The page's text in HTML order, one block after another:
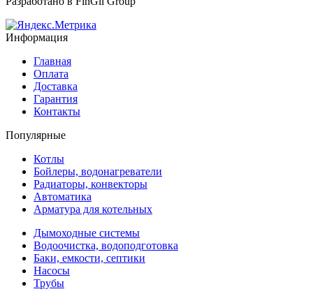
Информация
Главная
Оплата
Доставка
Гарантия
Контакты
Популярные
Котлы
Бойлеры, водонагреватели
Радиаторы, конвекторы
Автоматика
Арматура для котельных
Дымоходные системы
Водоочистка, водоподготовка
Баки, емкости, септики
Насосы
Трубы